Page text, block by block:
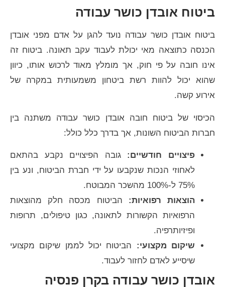
ביטוח אובדן כושר עבודה
ביטוח אובדן כושר עבודה נועד להגן על אדם מפני אובדן
הכנסה כתוצאה מאי יכולת לעבוד עקב תאונה. ביטוח זה
אינו חובה על פי חוק, אך מומלץ מאוד לרכוש אותו, כיוון
שהוא יכול להוות רשת ביטחון משמעותית במקרה של
אירוע קשה.
הכיסוי של ביטוח חובה אובדן כושר עבודה משתנה בין
חברות הביטוח השונות, אך בדרך כלל כולל:
פיצויים חודשיים: גובה הפיצויים נקבע בהתאם
לאחוזי הנכות שנקבעו על ידי חברת הביטוח, ונע בין
75% ל-100% מהשכר המבוטח.
הוצאות רפואיות: הביטוח מכסה חלק מהוצאות
הרפואיות הקשורות לתאונה, כגון טיפולים, תרופות
ופיזיותרפיה.
שיקום מקצועי: הביטוח יכול לממן שיקום מקצועי
שיסייע לאדם לחזור לעבוד.
אובדן כושר עבודה בקרן פנסיה